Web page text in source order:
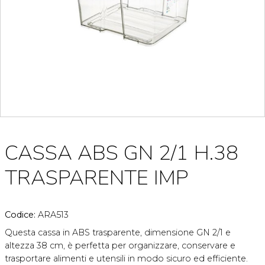
CASSA ABS GN 2/1 H.38
TRASPARENTE IMP
Codice: ARA513
Questa cassa in ABS trasparente, dimensione GN 2/1 e
altezza 38 cm, è perfetta per organizzare, conservare e
trasportare alimenti e utensili in modo sicuro ed efficiente.